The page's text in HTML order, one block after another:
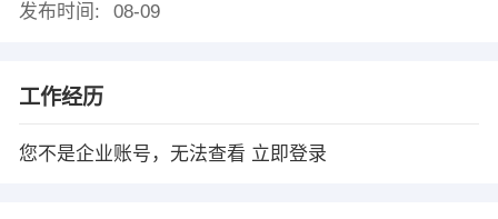
发布时间:
08-09
工作经历
您不是企业账号，无法查看 立即登录